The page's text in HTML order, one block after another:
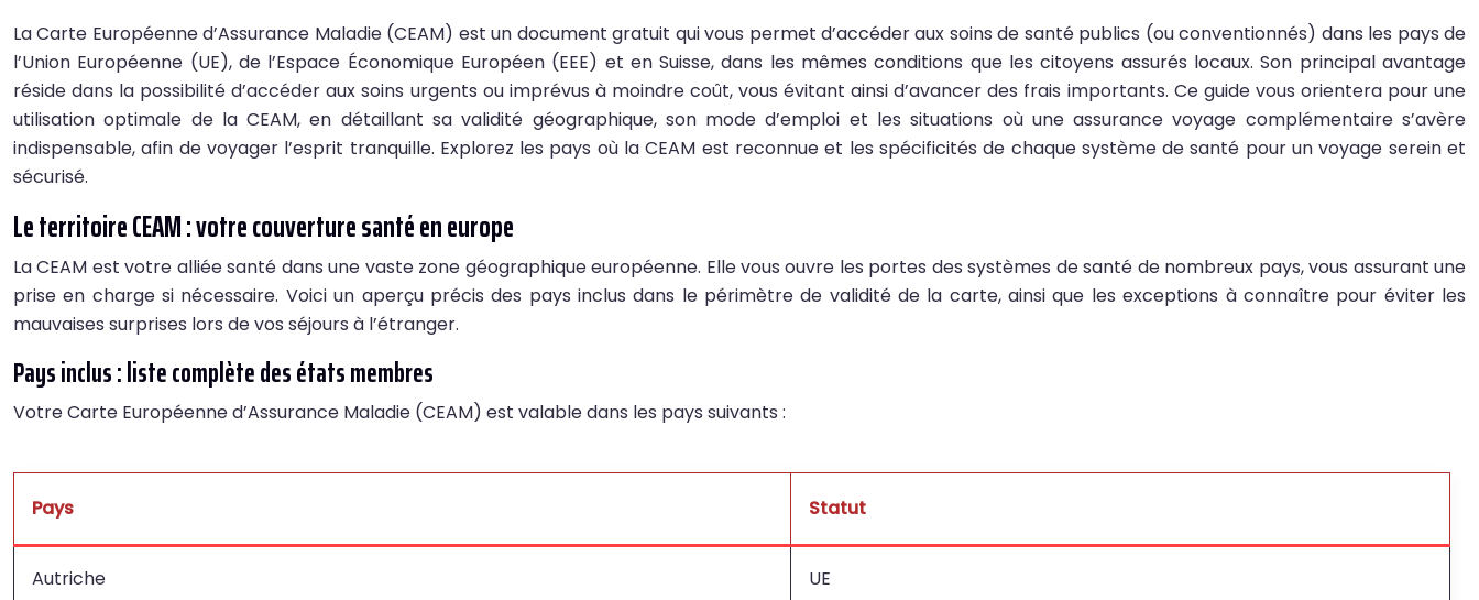
La Carte Européenne d’Assurance Maladie (CEAM) est un document gratuit qui vous permet d’accéder aux soins de santé publics (ou conventionnés) dans les pays de
l’Union Européenne (UE), de l’Espace Économique Européen (EEE) et en Suisse, dans les mêmes conditions que les citoyens assurés locaux. Son principal avantage
réside dans la possibilité d’accéder aux soins urgents ou imprévus à moindre coût, vous évitant ainsi d’avancer des frais importants. Ce guide vous orientera pour une
utilisation optimale de la CEAM, en détaillant sa validité géographique, son mode d’emploi et les situations où une assurance voyage complémentaire s’avère
indispensable, afin de voyager l’esprit tranquille. Explorez les pays où la CEAM est reconnue et les spécificités de chaque système de santé pour un voyage serein et
sécurisé.
Le territoire CEAM : votre couverture santé en europe
La CEAM est votre alliée santé dans une vaste zone géographique européenne. Elle vous ouvre les portes des systèmes de santé de nombreux pays, vous assurant une
prise en charge si nécessaire. Voici un aperçu précis des pays inclus dans le périmètre de validité de la carte, ainsi que les exceptions à connaître pour éviter les
mauvaises surprises lors de vos séjours à l’étranger.
Pays inclus : liste complète des états membres
Votre Carte Européenne d’Assurance Maladie (CEAM) est valable dans les pays suivants :
Pays Statut
Autriche UE